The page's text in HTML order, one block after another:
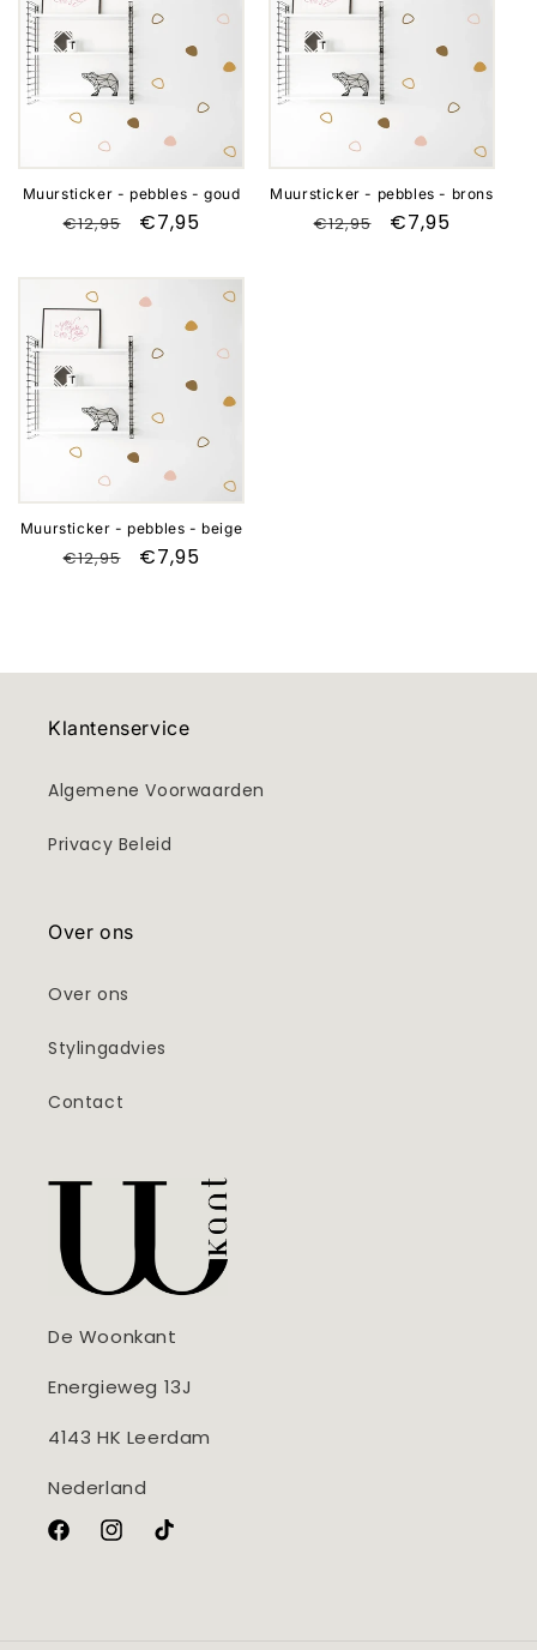
Muursticker - pebbles - goud
Normale
€12,95 Aanbiedingsprijs
€7,95
Muursticker - pebbles - brons
Normale
€12,95 €7,95
Aanbieding
Muursticker - pebbles - beige
Normale
€12,95 Aanbiedingsprijs
€7,95
Klantenservice
Algemene Voorwaarden
Privacy Beleid
Over ons
Over ons
Stylingadvies
Contact
De Woonkant
Energieweg 13J
4143 HK Leerdam
Nederland
FacebookInstagram
TikTok